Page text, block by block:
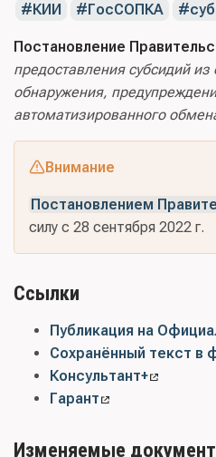
КИИ ГосСОПКА
Постановление
предоставления субсидий
обнаружения,
автоматизированного
Внимание
Постановлением
силу с 28 сентября 2022 г.
Ссылки
Публикация на
Сохранённый текст в
Консультант+
Гарант
Изменяемые